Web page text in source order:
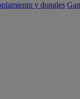
y dongles